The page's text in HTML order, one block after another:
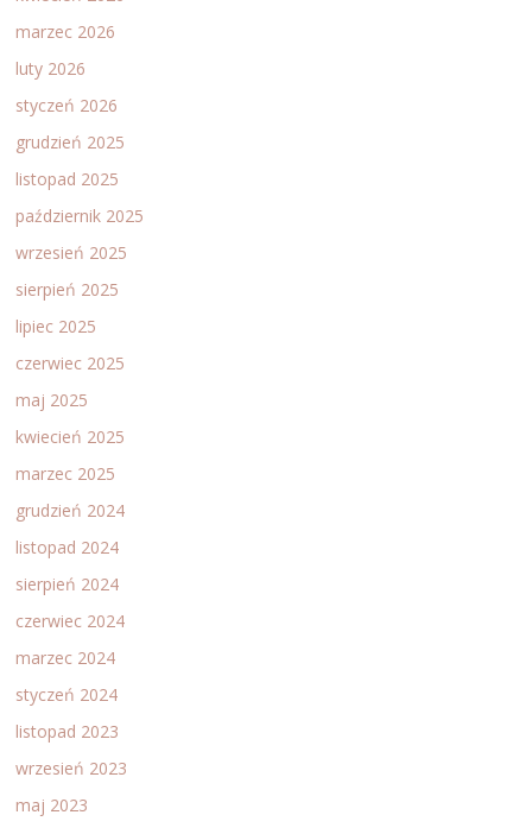
marzec 2026
luty 2026
styczeń 2026
grudzień 2025
listopad 2025
październik 2025
wrzesień 2025
sierpień 2025
lipiec 2025
czerwiec 2025
maj 2025
kwiecień 2025
marzec 2025
grudzień 2024
listopad 2024
sierpień 2024
czerwiec 2024
marzec 2024
styczeń 2024
listopad 2023
wrzesień 2023
maj 2023